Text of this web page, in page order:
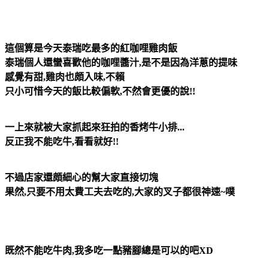
這個算是今天泰瑞吃最多的紅咖哩雞肉飯
泰瑞個人還蠻喜歡他的咖哩醬汁,是不是因為洋蔥的提味
感覺有甜,雞肉也頗入味,不賴
只小可惜今天的飯比較偏軟,不然會更優的說!!
一上來就被大家抓起來狂拍的香烤牛小排...
反正我不能吃牛,看看就好!!
不過店家還頗細心的幫大家直接切塊
果然,只要不用太費工夫去吃的,大家的叉子都很神速~噗
既然不能吃牛肉,我多吃一點豬腳總是可以的吧XD